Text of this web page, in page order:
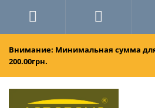
Внимание: Минимальная сумма
200.00грн.